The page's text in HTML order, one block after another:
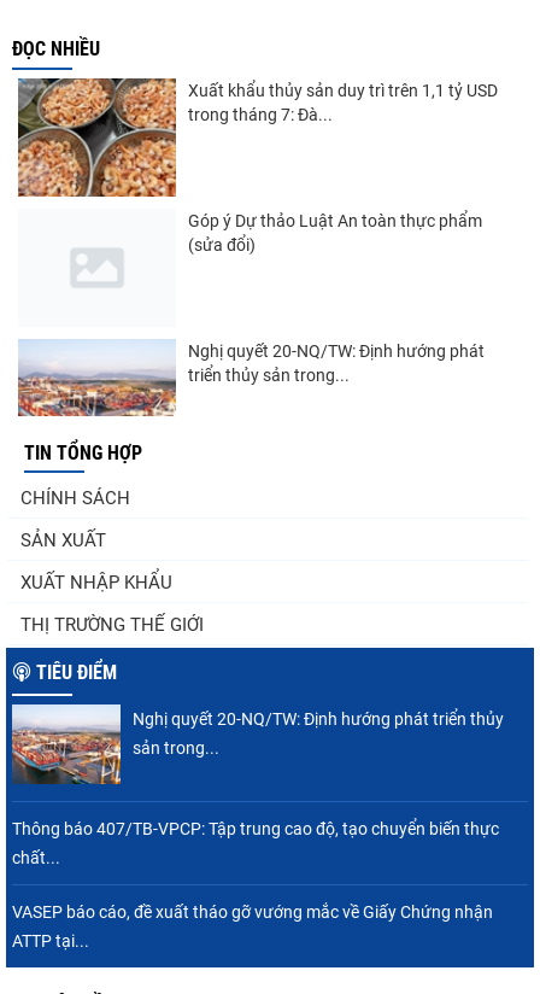
ĐỌC NHIỀU
Xuất khẩu thủy sản duy trì trên 1,1 tỷ USD
trong tháng 7: Đà...
Góp ý Dự thảo Luật An toàn thực phẩm
(sửa đổi)
Nghị quyết 20-NQ/TW: Định hướng phát
triển thủy sản trong...
Nguồn cung giảm, giá cá rô phi Trung Quốc
tiếp tục tăng
Điểm tin thủy sản thế giới ngày 3/8/2026
trong khi nguồn cung...
TIN TỔNG HỢP
CHÍNH SÁCH
SẢN XUẤT
XUẤT NHẬP KHẨU
THỊ TRƯỜNG THẾ GIỚI
TIÊU ĐIỂM
Nghị quyết 20-NQ/TW: Định hướng phát triển thủy
sản trong...
Thông báo 407/TB-VPCP: Tập trung cao độ, tạo chuyển biến thực
chất...
VASEP báo cáo, đề xuất tháo gỡ vướng mắc về Giấy Chứng nhận
ATTP tại...